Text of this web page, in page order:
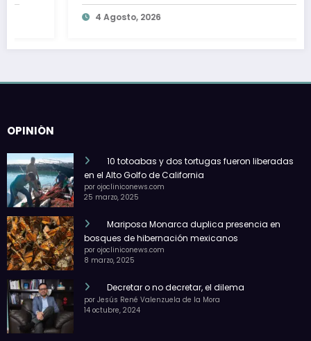
alguna sanción por descargas de
aguas residuales
4 Agosto, 2026
OPINIÓN
10 totoabas y dos tortugas fueron liberadas
en el Alto Golfo de California
por ojocliniconews.com
25 marzo, 2025
Mariposa Monarca duplica presencia en
bosques de hibernación mexicanos
por ojocliniconews.com
8 marzo, 2025
Decretar o no decretar, el dilema
por Jesús René Valenzuela de la Mora
14 octubre, 2024